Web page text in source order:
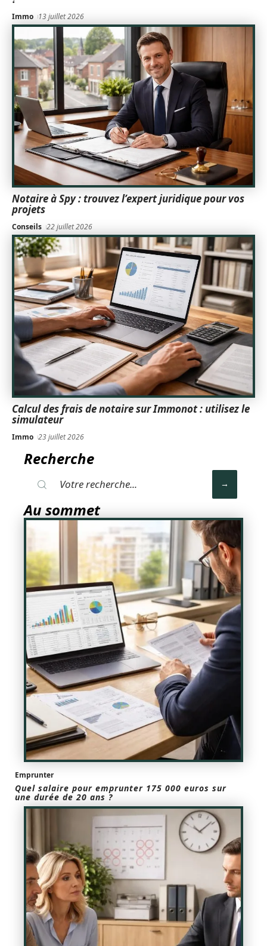
Immo 13 juillet 2026
Notaire à Spy : trouvez l’expert juridique pour vos
projets
Conseils 22 juillet 2026
Calcul des frais de notaire sur Immonot : utilisez le
simulateur
Immo 23 juillet 2026
Recherche
Au sommet
Emprunter
Quel salaire pour emprunter 175 000 euros sur
une durée de 20 ans ?